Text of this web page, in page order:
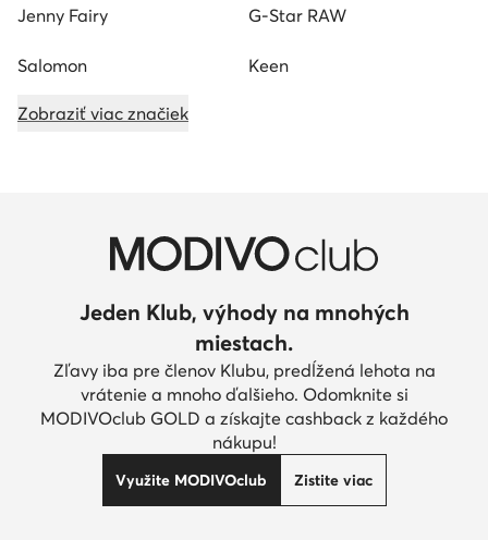
Jenny Fairy G-Star RAW
Salomon Keen
Zobraziť viac značiek
Jeden Klub, výhody na mnohých
miestach.
Zľavy iba pre členov Klubu, predĺžená lehota na
vrátenie a mnoho ďalšieho. Odomknite si
MODIVOclub GOLD a získajte cashback z každého
nákupu!
Využite MODIVOclub Zistite viac